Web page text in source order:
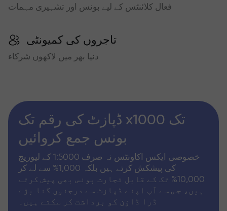
فعال کلائنٹس کے لیے بونس اور تشہیری مہمات
تاجروں کی کمیونٹی
دنیا بھر میں لاکھوں شرکاء
ڈپازٹ کی رقم تک x1000 تک
بونس جمع کروائیں
خصوصی ایکس اکاونٹس نہ صرف 1:5000 کے لیوریج
کی پیشکش کرتے ہیں بلکہ 1,000% سے لے کر
10,000% تک کے قابل تجارت بونس بھی پیش کرتے
ہیں، جس سے آپ اپنے ڈپازٹ سے درجنوں گنا بڑے
ڈرا ڈاؤن کو برداشت کر سکتے ہیں۔